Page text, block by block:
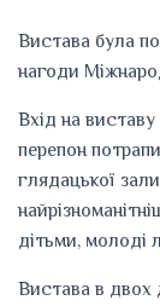
Вистава була
нагоди
Вхід на
перепон
глядацької
дітьми, молоді
Вистава в двох